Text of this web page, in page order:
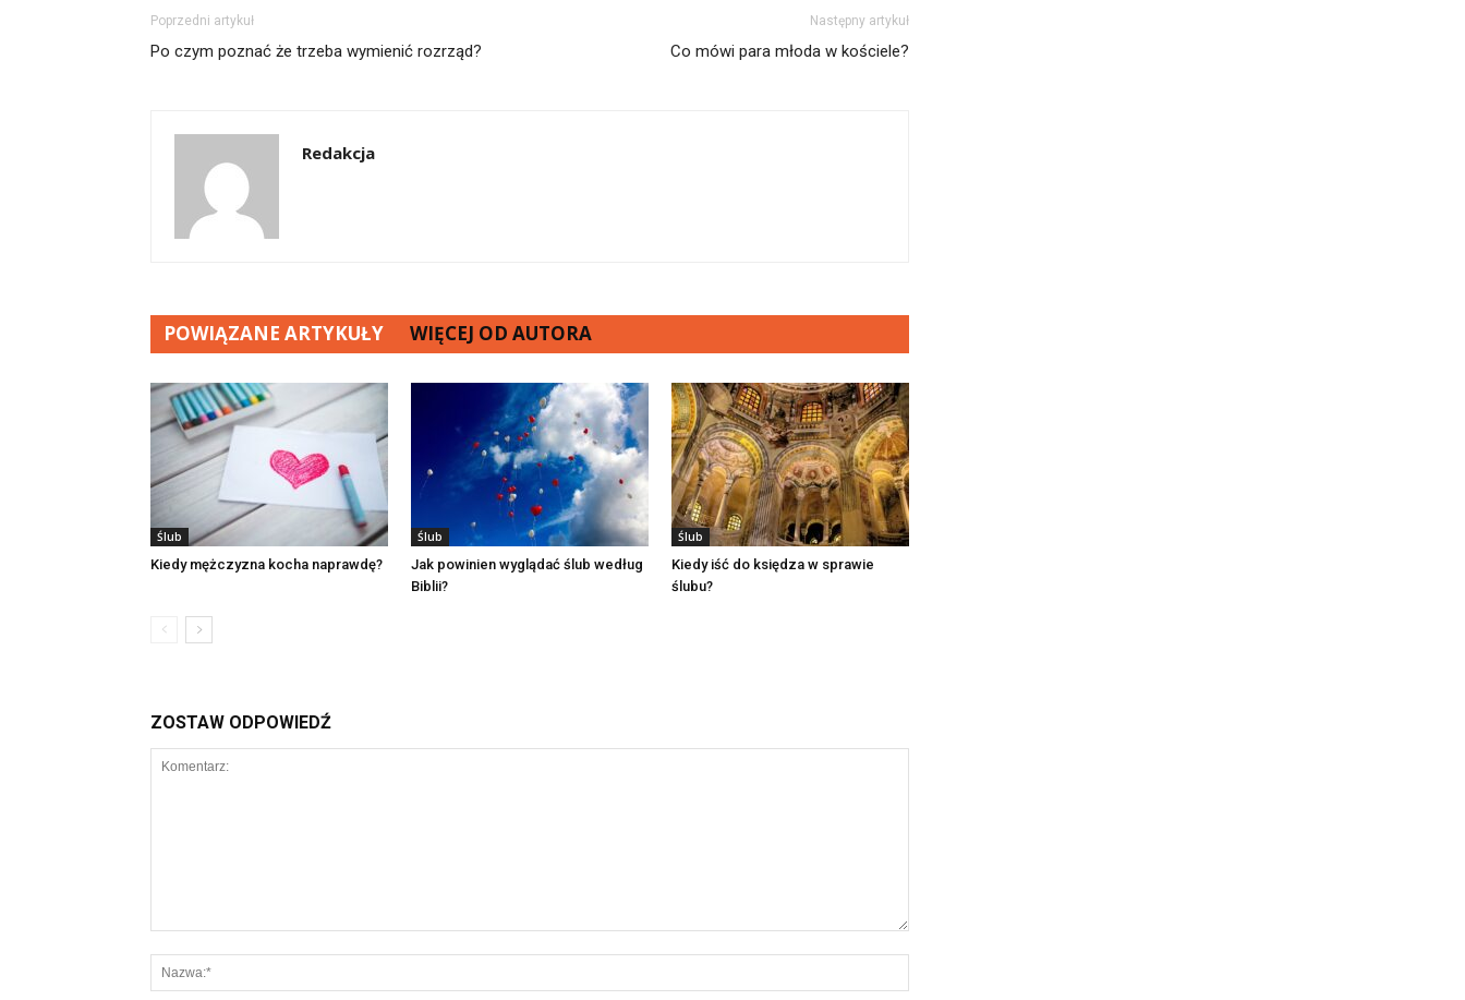
Poprzedni artykuł
Po czym poznać że trzeba wymienić rozrząd?
Następny artykuł
Co mówi para młoda w kościele?
Redakcja
POWIĄZANE ARTYKUŁY WIĘCEJ OD AUTORA
Ślub
Kiedy mężczyzna kocha naprawdę?
Ślub
Jak powinien wyglądać ślub według
Biblii?
Ślub
Kiedy iść do księdza w sprawie
ślubu?
ZOSTAW ODPOWIEDŹ